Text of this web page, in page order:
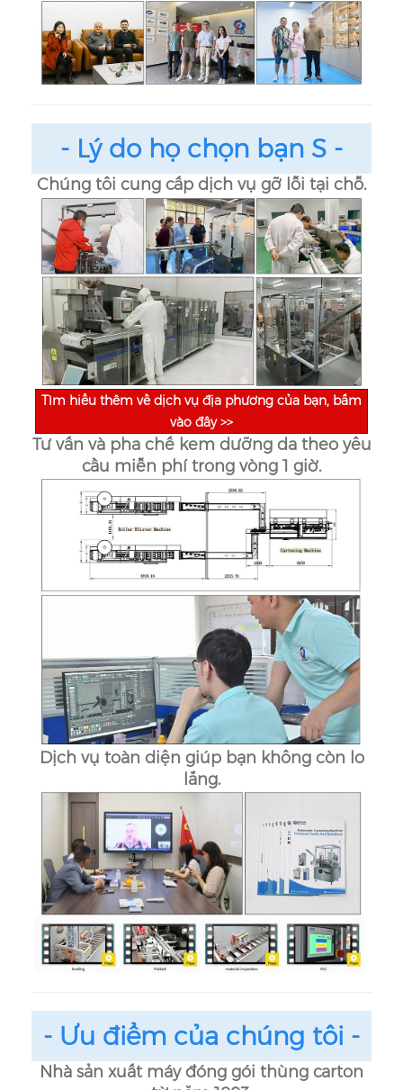
- Lý do họ chọn bạn S -
Chúng tôi cung cấp dịch vụ gỡ lỗi tại chỗ.
Tìm hiểu thêm về dịch vụ địa phương của bạn, bấm
vào đây >>
Tư vấn và pha chế kem dưỡng da theo yêu
cầu miễn phí trong vòng 1 giờ.
Dịch vụ toàn diện giúp bạn không còn lo
lắng.
- Ưu điểm của chúng tôi -
Nhà sản xuất máy đóng gói thùng carton